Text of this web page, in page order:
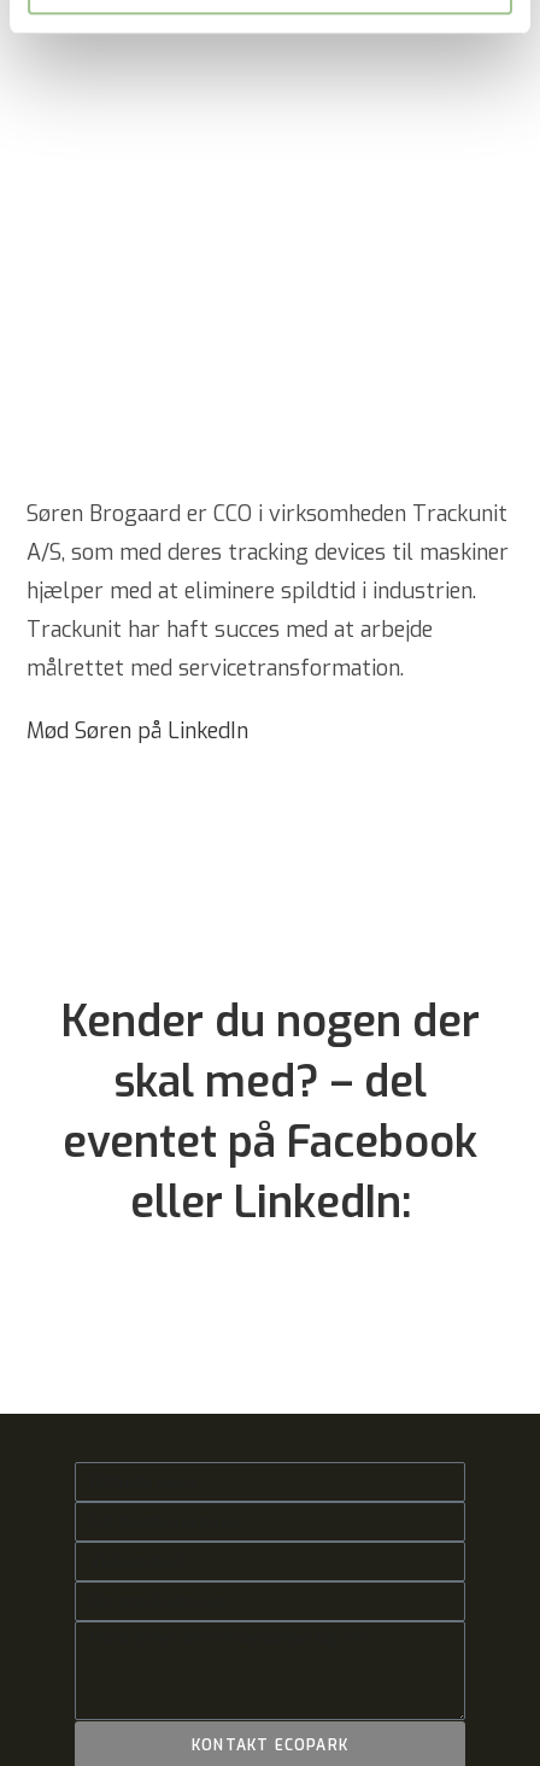
Søren Brogaard er CCO i virksomheden Trackunit
A/S, som med deres tracking devices til maskiner
hjælper med at eliminere spildtid i industrien.
Trackunit har haft succes med at arbejde
målrettet med servicetransformation.
Mød Søren på LinkedIn
Kender du nogen der
skal med? – del
eventet på Facebook
eller LinkedIn:
KONTAKT ECOPARK